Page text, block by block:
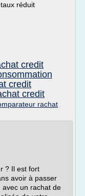
réduit
credit
credit
credit
rachat
? Il est fort
avoir à passer
avec un rachat de